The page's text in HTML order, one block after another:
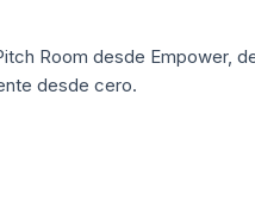
Room desde Empower,
desde cero.